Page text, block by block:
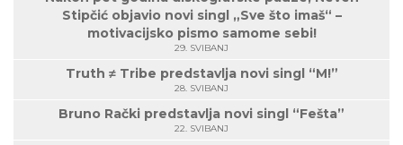
Stipčić objavio novi singl „Sve što imaš“ –
motivacijsko pismo samome sebi!
29. SVIBANJ
Truth ≠ Tribe predstavlja novi singl “M!”
28. SVIBANJ
Bruno Rački predstavlja novi singl “Fešta”
22. SVIBANJ